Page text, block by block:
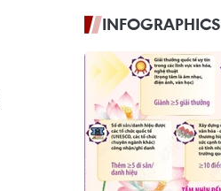
INFOGRAPHICS